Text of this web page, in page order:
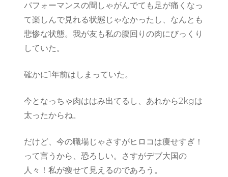
パフォーマンスの間しゃがんでても足が痛くなっ
て楽しんで見れる状態じゃなかったし、なんとも
悲惨な状態。我が友も私の腹回りの肉にびっくり
していた。
確かに1年前はしまっていた。
今となっちゃ肉ははみ出てるし、あれから2kgは
太ったからね。
だけど、今の職場じゃさすがヒロコは痩せすぎ！
って言うから、恐ろしい。さすがデブ大国の
人々！私が痩せて見えるのであろう。